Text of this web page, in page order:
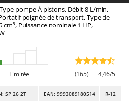
Électriques
sur roues
pour tracteurs
pompe À pistons, Débit 8 L/min,
poignée de transport, Type de
Puissance nominale 1 HP,
Limitée (165) 4,46/5
SP 26 2T EAN: 9993089180514 R-12